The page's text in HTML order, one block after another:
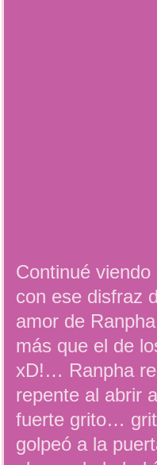
Continué
con ese disfraz
amor de
más que el de
xD!… Ranpha
repente al abrir
fuerte grito…
golpeó a la